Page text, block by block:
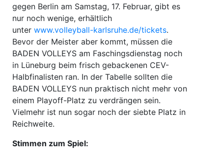
gegen Berlin am Samstag, 17. Februar, gibt es
nur noch wenige, erhältlich
unter www.volleyball-karlsruhe.de/tickets.
Bevor der Meister aber kommt, müssen die
BADEN VOLLEYS am Faschingsdienstag noch
in Lüneburg beim frisch gebackenen CEV-
Halbfinalisten ran. In der Tabelle sollten die
BADEN VOLLEYS nun praktisch nicht mehr von
einem Playoff-Platz zu verdrängen sein.
Vielmehr ist nun sogar noch der siebte Platz in
Reichweite.
Stimmen zum Spiel: